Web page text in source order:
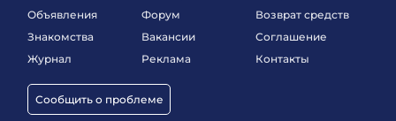
Объявления
Знакомства
Журнал
Сообщить о проблеме
Форум
Вакансии
Реклама
Возврат средств
Соглашение
Контакты